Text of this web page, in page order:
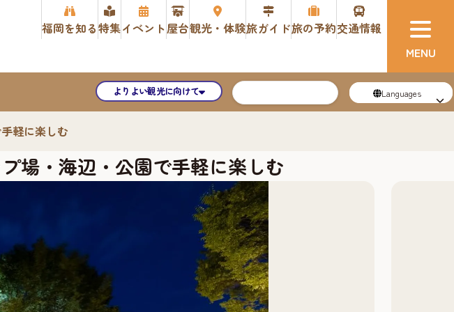
福岡を知る特集イベント屋台観光・体験旅ガイド旅の予約交通情報
よりよい観光に向けて Languages
軽に楽しむ
場・海辺・公園で手軽に楽しむ